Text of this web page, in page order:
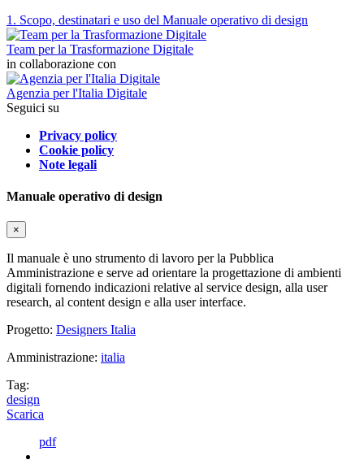
1. Scopo, destinatari e uso del Manuale operativo di design
Team per la Trasformazione Digitale
in collaborazione con
Agenzia per l'Italia Digitale
Seguici su
Privacy policy
Cookie policy
Note legali
Manuale operativo di design
×
Il manuale è uno strumento di lavoro per la Pubblica
Amministrazione e serve ad orientare la progettazione di ambienti
digitali fornendo indicazioni relative al service design, alla user
research, al content design e alla user interface.
Progetto: Designers Italia
Amministrazione: italia
Tag:
design
Scarica
pdf